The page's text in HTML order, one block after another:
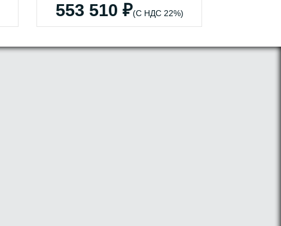
553 510 ₽(С НДС 22%)